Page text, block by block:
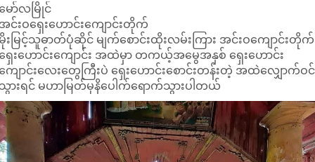
ော်လမြိုင်
င်းဝ​ရှေး​ဟောင်း​ကျောင်းတိုက်
းမြင့်သူဓာတ်ပုံဆိုင် မျက်စောင်းထိုးလမ်းကြား အင်းဝကျောင်းတိုက်
ေးဟောင်းကျောင်း အထဲမှာ တကယ့်အမွေအနှစ် ရှေးဟောင်း
ျောင်းလေးတွေကြီးပဲ ရှေးဟောင်းစောင်းတန်းတဲ့ အထဲလျှောက်ဝင်
ားရင် မဟာမြတ်မုနိပေါက်ရောက်သွားပါတယ်